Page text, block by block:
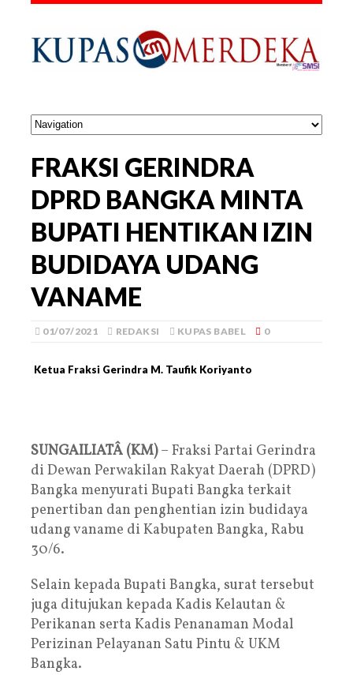
FRAKSI GERINDRA
DPRD BANGKA MINTA
BUPATI HENTIKAN IZIN
BUDIDAYA UDANG
VANAME
01/07/2021 REDAKSI KUPAS BABEL 0
Ketua Fraksi Gerindra M. Taufik Koriyanto
SUNGAILIATÂ (KM)– Fraksi Partai Gerindra
di Dewan Perwakilan Rakyat Daerah (DPRD)
Bangka menyurati Bupati Bangka terkait
penertiban dan penghentian izin budidaya
udang vaname di Kabupaten Bangka, Rabu
30/6.
Selain kepada Bupati Bangka, surat tersebut
juga ditujukan kepada Kadis Kelautan &
Perikanan serta Kadis Penanaman Modal
Perizinan Pelayanan Satu Pintu & UKM
Bangka.